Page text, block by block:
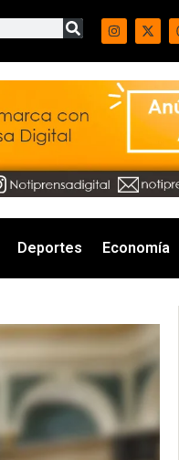
Deportes Economía